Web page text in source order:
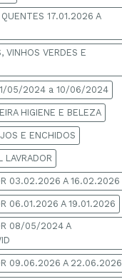
QUENTES 17.01.2026 A
VINHOS VERDES E
11/05/2024 a 10/06/2024
HIGIENE E BELEZA
E ENCHIDOS
LAVRADOR
03.02.2026 A 16.02.2026
06.01.2026 A 19.01.2026
08/05/2024 A
09.06.2026 A 22.06.2026